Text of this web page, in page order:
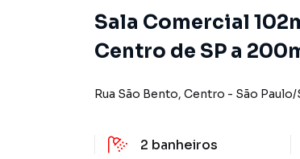
Sala Comercial
Centro de SP a
Rua São Bento, Centro - São Paulo/
2 banheiros